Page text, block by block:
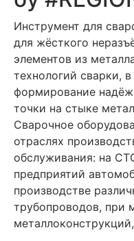
Инструмент для
для жёсткого
элементов из
технологий сварки,
формирование
точки на стыке
Сварочное
отраслях
обслуживания: на
предприятий
производстве
трубопроводов, при